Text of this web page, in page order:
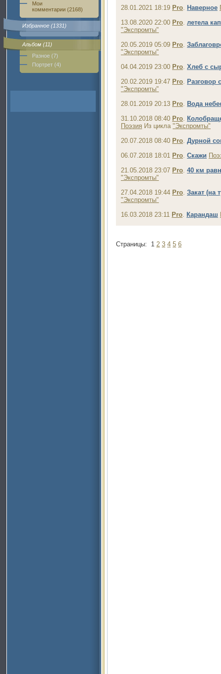
Мои
комментарии (2168)
Избранное (1331)
Альбом (11)
Разное (7)
Портрет (4)
28.01.2021 18:19 Pro. Наверное
13.08.2020 22:00 Pro. летела
"Экспромты"
20.05.2019 05:09 Pro.
"Экспромты"
04.04.2019 23:00 Pro. Хлеб с
20.02.2019 19:47 Pro. Разговор
"Экспромты"
28.01.2019 20:13 Pro. Вода
31.10.2018 08:40 Pro.
Поэзия Из цикла "Экспромты"
20.07.2018 08:40 Pro. Дурной
06.07.2018 18:01 Pro. Скажи
21.05.2018 23:07 Pro. 40 км
"Экспромты"
27.04.2018 19:44 Pro. Закат (на
"Экспромты"
16.03.2018 23:11 Pro. Карандаш
Страницы: 1 2 3 4 5 6